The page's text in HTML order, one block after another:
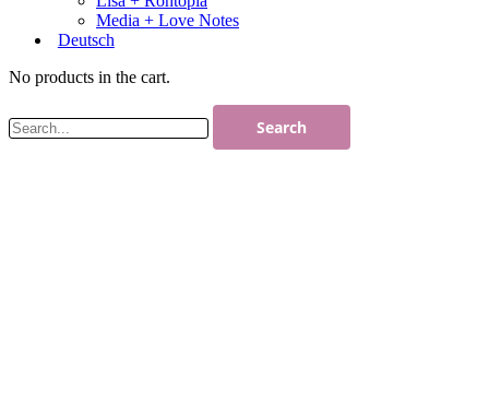
Media + Love Notes
Deutsch
No products in the cart.